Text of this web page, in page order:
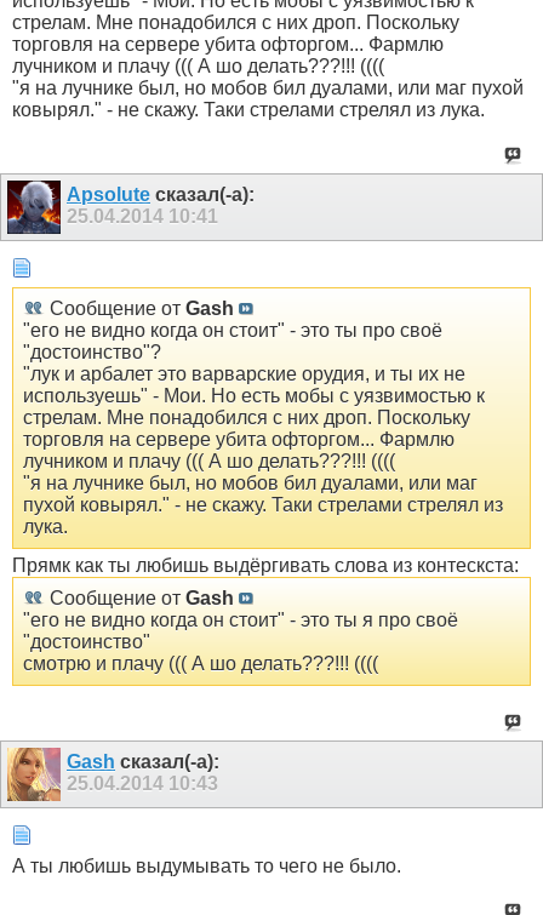
стрелам. Мне понадобился с них дроп. Поскольку
торговля на сервере убита офторгом... Фармлю
лучником и плачу ((( А шо делать???!!! ((((
"я на лучнике был, но мобов бил дуалами, или маг пухой
ковырял." - не скажу. Таки стрелами стрелял из лука.
Apsolute сказал(-а):
25.04.2014 10:41
Сообщение от Gash
"его не видно когда он стоит" - это ты про своё
"достоинство"?
"лук и арбалет это варварские орудия, и ты их не
используешь" - Мои. Но есть мобы с уязвимостью к
стрелам. Мне понадобился с них дроп. Поскольку
торговля на сервере убита офторгом... Фармлю
лучником и плачу ((( А шо делать???!!! ((((
"я на лучнике был, но мобов бил дуалами, или маг
пухой ковырял." - не скажу. Таки стрелами стрелял из
лука.
Прямк как ты любишь выдёргивать слова из контескста:
Сообщение от Gash
"его не видно когда он стоит" - это ты я про своё
"достоинство"
смотрю и плачу ((( А шо делать???!!! ((((
Gash сказал(-а):
25.04.2014 10:43
А ты любишь выдумывать то чего не было.